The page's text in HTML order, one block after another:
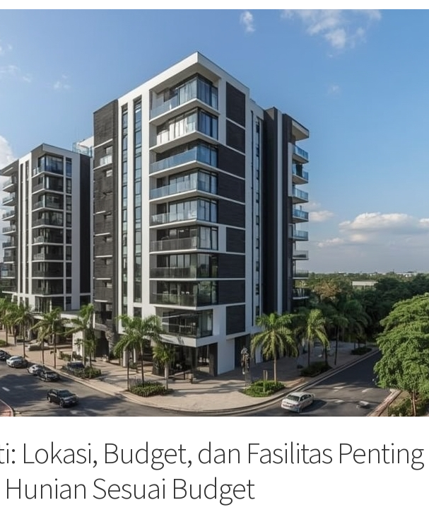
Lokasi, Budget, dan Fasilitas
Sesuai Budget